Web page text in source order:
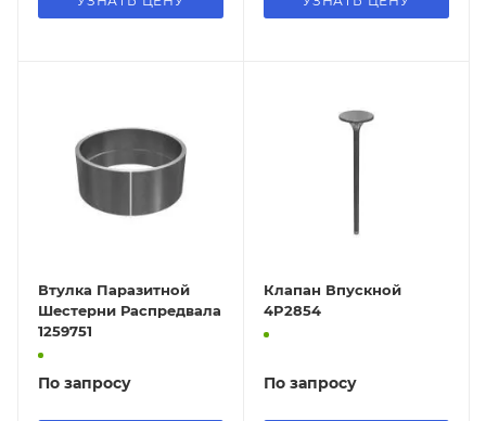
Втулка Паразитной
Шестерни Распредвала
1259751
По запросу
Клапан Впускной
4P2854
По запросу